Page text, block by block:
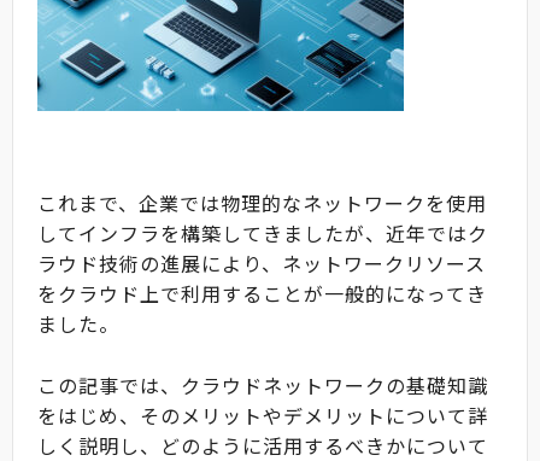
これまで、企業では物理的なネットワークを使用
してインフラを構築してきましたが、近年ではク
ラウド技術の進展により、ネットワークリソース
をクラウド上で利用することが一般的になってき
ました。
この記事では、クラウドネットワークの基礎知識
をはじめ、そのメリットやデメリットについて詳
しく説明し、どのように活用するべきかについて